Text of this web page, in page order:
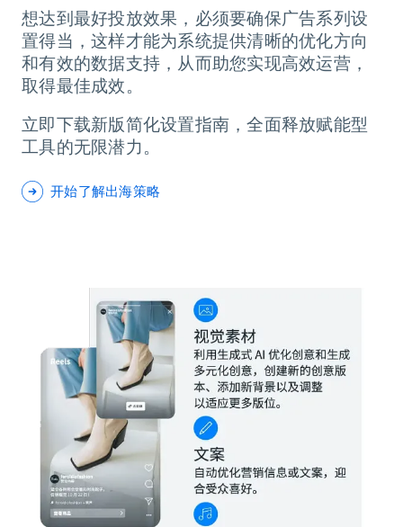
想达到最好投放效果，必须要确保广告系列设
置得当，这样才能为系统提供清晰的优化方向
和有效的数据支持，从而助您实现高效运营，
取得最佳成效。
立即下载新版简化设置指南，全面释放赋能型
工具的无限潜力。
开始了解出海策略